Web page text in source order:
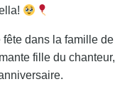
fête dans la famille
fille du